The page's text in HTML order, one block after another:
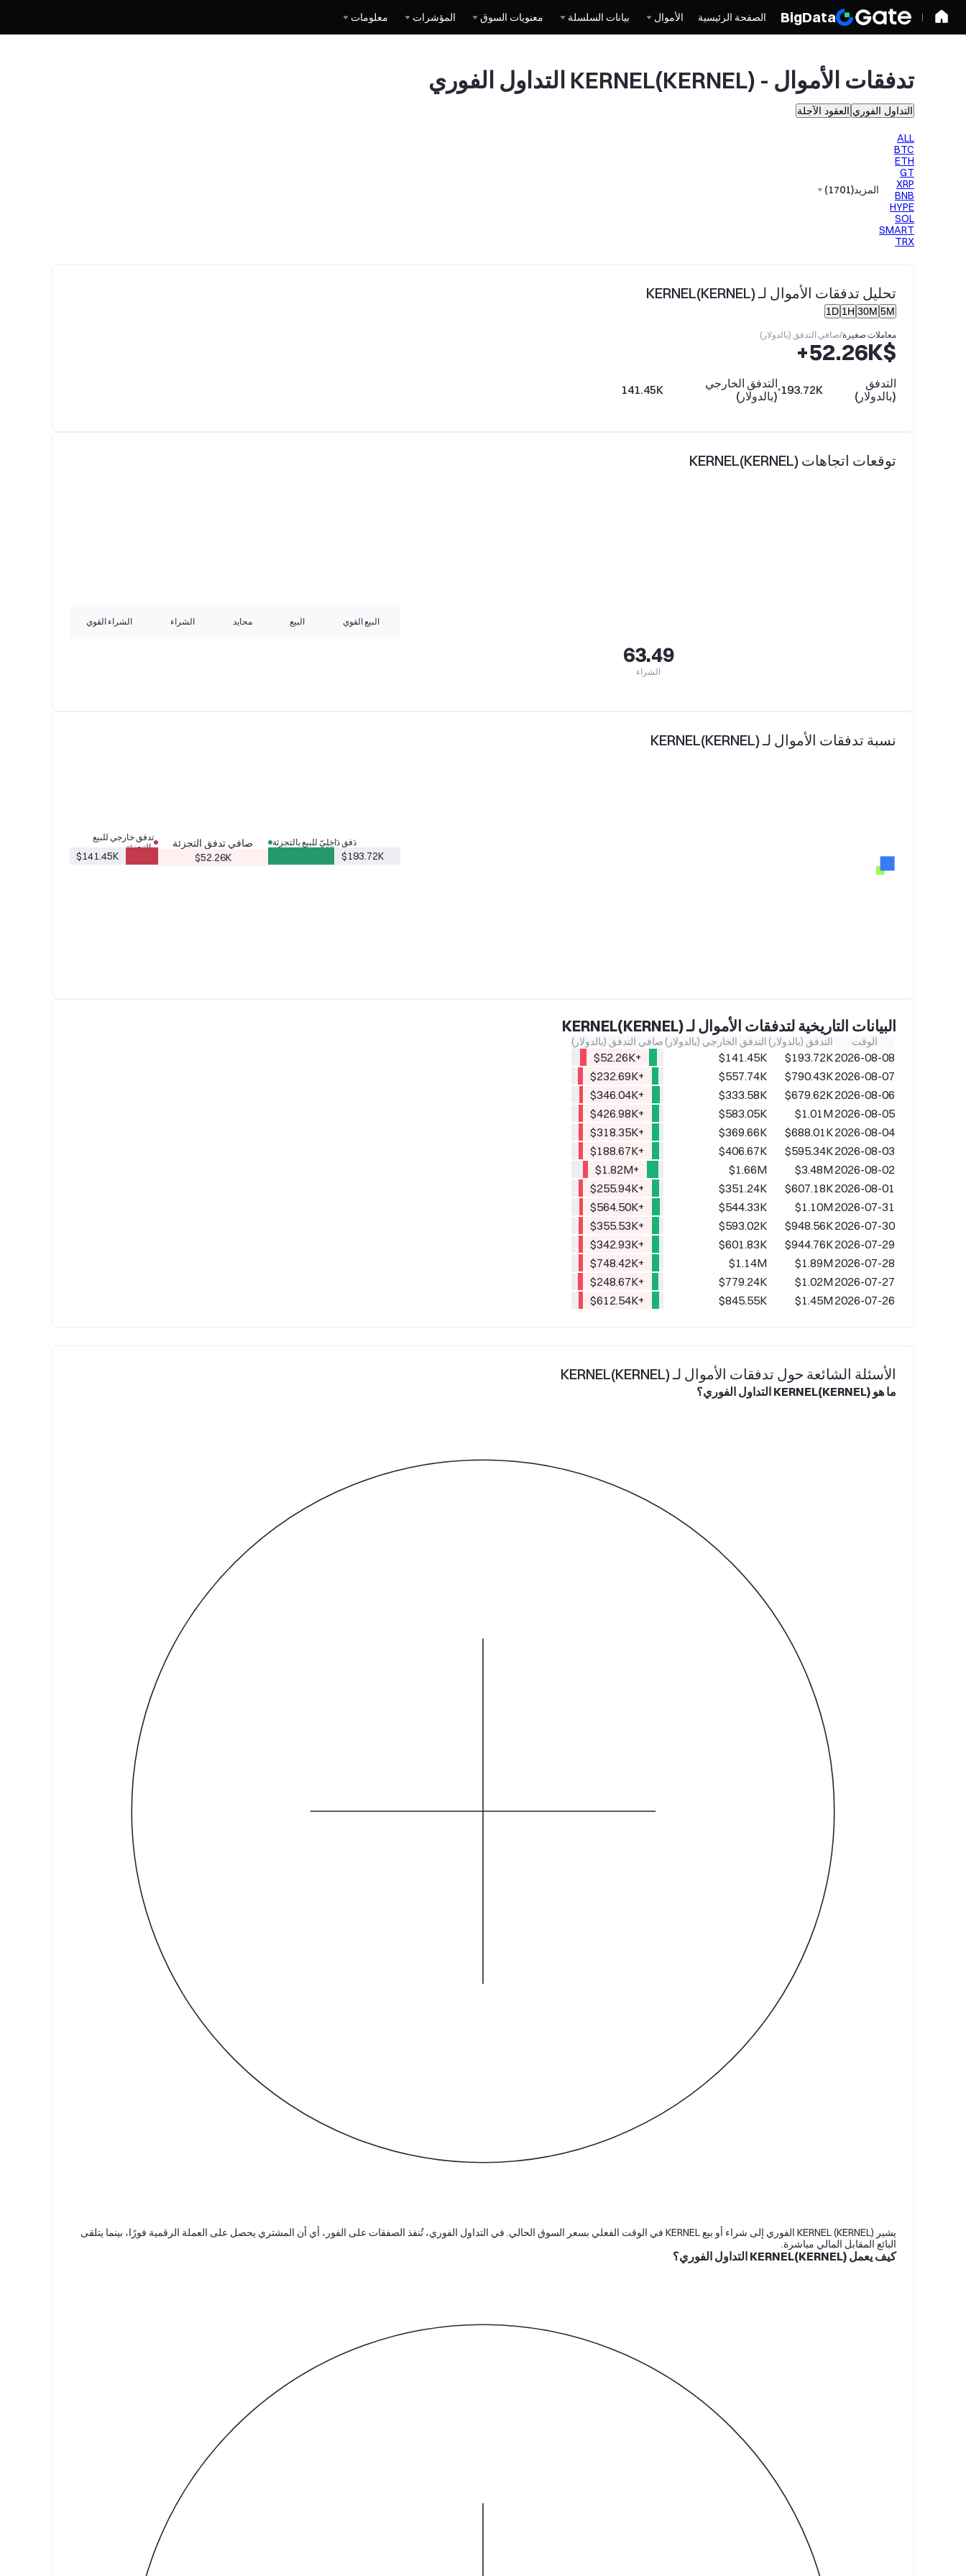
BigData الصفحة الرئيسية الأموال بيانات السلسلة معنويات السوق المؤشرات معلومات
تدفقات الأموال - KERNEL(KERNEL) التداول الفوري
التداول الفوري العقود الآجلة
ALL
BTC
ETH
GT
XRP
BNB
HYPE
SOL
SMART
TRX
المزيد(
1701
)
تحليل تدفقات الأموال لـ KERNEL(KERNEL)
5M
30M
1H
1D
معاملات صغيرة/صافي التدفق (بالدولار)
$‎+52.26K
التدفق
(بالدولار)
193.72K التدفق الخارجي
(بالدولار)
141.45K
توقعات اتجاهات KERNEL(KERNEL)
63.49
الشراء
البيع القوي البيع محايد الشراء الشراء القوي
نسبة تدفقات الأموال لـ KERNEL(KERNEL)
دَفق دَاخِلِيّ للبيع بالتجزئة
$193.72K
صافي تدفق التجزئة
$52.26K
تدفق خارجي للبيع
بالتجزئة
$141.45K
البيانات التاريخية لتدفقات الأموال لـ KERNEL(KERNEL)
الوقت التدفق (بالدولار) التدفق الخارجي (بالدولار) صافي التدفق (بالدولار)
2026-08-08
$193.72K
$141.45K
+$52.26K
2026-08-07
$790.43K
$557.74K
+$232.69K
2026-08-06
$679.62K
$333.58K
+$346.04K
2026-08-05
$1.01M
$583.05K
+$426.98K
2026-08-04
$688.01K
$369.66K
+$318.35K
2026-08-03
$595.34K
$406.67K
+$188.67K
2026-08-02
$3.48M
$1.66M
+$1.82M
2026-08-01
$607.18K
$351.24K
+$255.94K
2026-07-31
$1.10M
$544.33K
+$564.50K
2026-07-30
$948.56K
$593.02K
+$355.53K
2026-07-29
$944.76K
$601.83K
+$342.93K
2026-07-28
$1.89M
$1.14M
+$748.42K
2026-07-27
$1.02M
$779.24K
+$248.67K
2026-07-26
$1.45M
$845.55K
+$612.54K
الأسئلة الشائعة حول تدفقات الأموال لـ KERNEL(KERNEL)
ما هو KERNEL(KERNEL) التداول الفوري؟
يشير KERNEL (KERNEL) الفوري إلى شراء أو بيع KERNEL في الوقت الفعلي بسعر السوق الحالي. في التداول الفوري، تُنفذ الصفقات على الفور، أي أن المشتري يحصل على العملة الرقمية فورًا، بينما يتلقى
البائع المقابل المالي مباشرة.
كيف يعمل KERNEL(KERNEL) التداول الفوري؟